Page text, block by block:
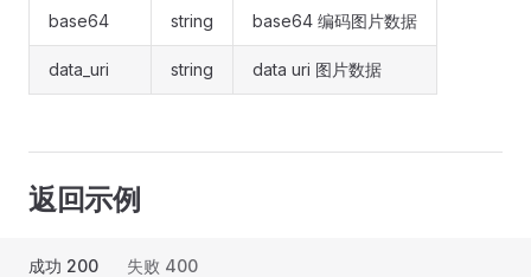
base64 string base64 编码图片数据
data_uri string data uri 图片数据
返回示例
成功 200 失败 400